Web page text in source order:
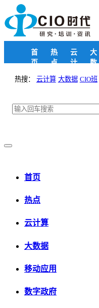
首
页
热
点
云
计
大
数
热搜： 云计算 大数据 CIO班
首页
热点
云计算
大数据
移动应用
数字政府